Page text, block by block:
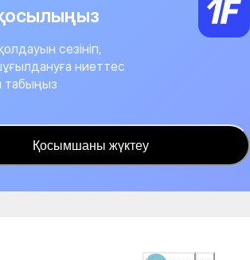
сезініп,
ниеттес
Қосымшаны жүктеу